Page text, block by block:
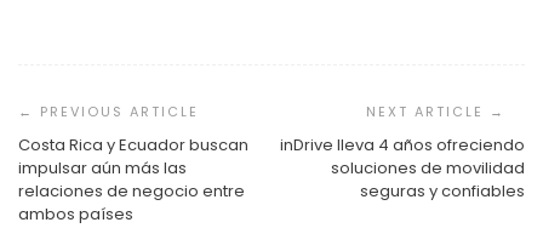
de
entradas
Costa Rica y Ecuador buscan
impulsar aún más las
relaciones de negocio entre
ambos países
inDrive lleva 4 años ofreciendo
soluciones de movilidad
seguras y confiables